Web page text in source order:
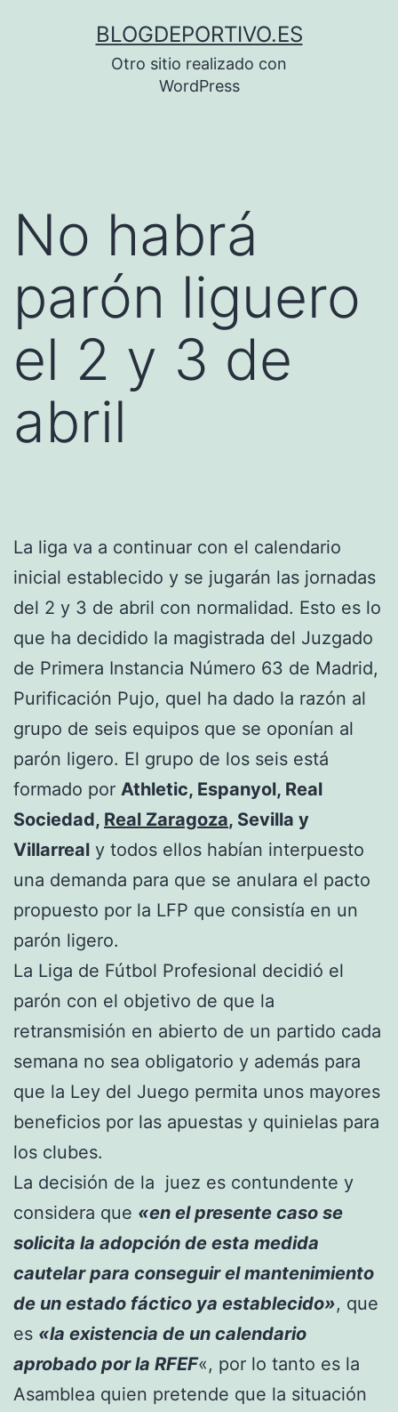
BLOGDEPORTIVO.ES
Otro sitio realizado con
WordPress
No habrá
parón liguero
el 2 y 3 de
abril
La liga va a continuar con el calendario
inicial establecido y se jugarán las jornadas
del 2 y 3 de abril con normalidad. Esto es lo
que ha decidido la magistrada del Juzgado
de Primera Instancia Número 63 de Madrid,
Purificación Pujo, quel ha dado la razón al
grupo de seis equipos que se oponían al
parón ligero. El grupo de los seis está
formado por Athletic, Espanyol, Real
Sociedad, Real Zaragoza, Sevilla y
Villarreal y todos ellos habían interpuesto
una demanda para que se anulara el pacto
propuesto por la LFP que consistía en un
parón ligero.
La Liga de Fútbol Profesional decidió el
parón con el objetivo de que la
retransmisión en abierto de un partido cada
semana no sea obligatorio y además para
que la Ley del Juego permita unos mayores
beneficios por las apuestas y quinielas para
los clubes.
La decisión de la juez es contundente y
considera que «en el presente caso se
solicita la adopción de esta medida
cautelar para conseguir el mantenimiento
de un estado fáctico ya establecido», que
es «la existencia de un calendario
aprobado por la RFEF«, por lo tanto es la
Asamblea quien pretende que la situación